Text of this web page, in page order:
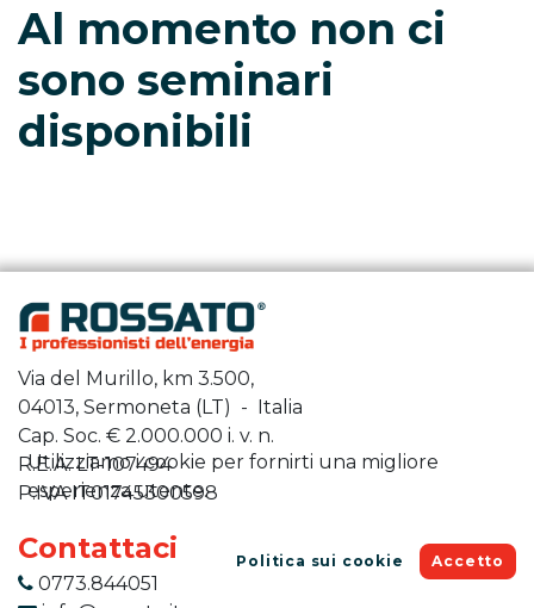
Al momento non ci
sono seminari
disponibili
Via del Murillo, km 3.500,
04013, Sermoneta (LT) - Italia
Cap. Soc. € 2.000.000 i. v. n.
R.E.A. LT-107494
P.IVA IT01745300598
Contattaci
0773.844051
Utilizziamo i cookie per fornirti una migliore
esperienza utente.
Politica sui cookie Accetto